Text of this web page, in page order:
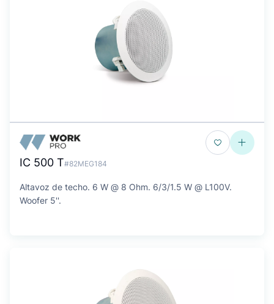
IC 500 T#82MEG184
Altavoz de techo. 6 W @ 8 Ohm. 6/3/1.5 W @ L100V.
Woofer 5''.